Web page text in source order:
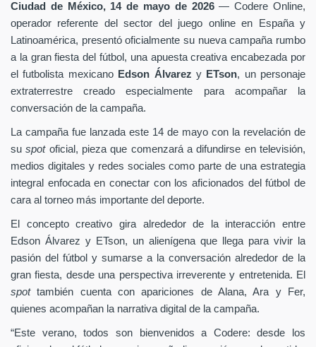
Ciudad de México, 14 de mayo de 2026— Codere Online,
operador referente del sector del juego online en España y
Latinoamérica, presentó oficialmente su nueva campaña rumbo
a la gran fiesta del fútbol, una apuesta creativa encabezada por
el futbolista mexicano Edson Álvarez yETson, un personaje
extraterrestre creado especialmente para acompañar la
conversación de la campaña.
La campaña fue lanzada este 14 de mayo con la revelación de
suspot oficial, pieza que comenzará a difundirse en televisión,
medios digitales y redes sociales como parte de una estrategia
integral enfocada en conectar con los aficionados del fútbol de
cara al torneo más importante del deporte.
El concepto creativo gira alrededor de la interacción entre
Edson Álvarez y ETson, un alienígena que llega para vivir la
pasión del fútbol y sumarse a la conversación alrededor de la
gran fiesta, desde una perspectiva irreverente y entretenida. El
spottambién cuenta con apariciones de Alana, Ara y Fer,
quienes acompañan la narrativa digital de la campaña.
“Este verano, todos son bienvenidos a Codere: desde los